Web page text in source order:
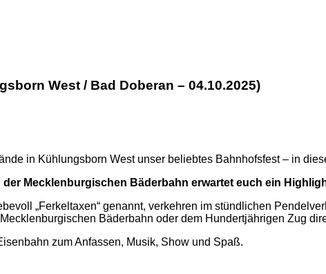
West / Bad Doberan – 04.10.2025)
in Kühlungsborn West unser beliebtes Bahnhofsfest – in
Mecklenburgischen Bäderbahn erwartet euch ein
„Ferkeltaxen“ genannt, verkehren im stündlichen
Bäderbahn oder dem Hundertjährigen Zug
zum Anfassen, Musik, Show und Spaß.